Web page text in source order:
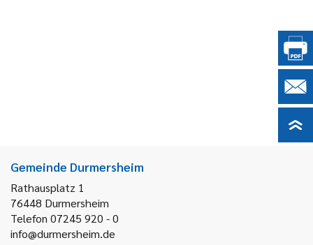
Gemeinde Durmersheim
Rathausplatz 1
76448 Durmersheim
Telefon 07245 920 - 0
info@durmersheim.de